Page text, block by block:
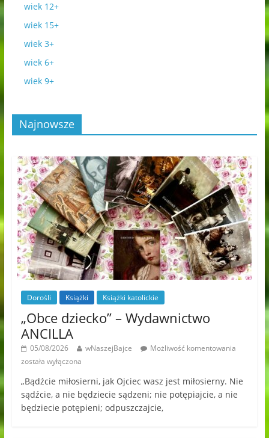
wiek 12+
wiek 15+
wiek 3+
wiek 6+
wiek 9+
Najnowsze
Dorośli Książki Książki katolickie
„Obce dziecko” – Wydawnictwo
ANCILLA
05/08/2026 wNaszejBajce
Możliwość komentowania
została wyłączona
„Bądźcie miłosierni, jak Ojciec wasz jest miłosierny. Nie
sądźcie, a nie będziecie sądzeni; nie potępiajcie, a nie
będziecie potępieni; odpuszczajcie,